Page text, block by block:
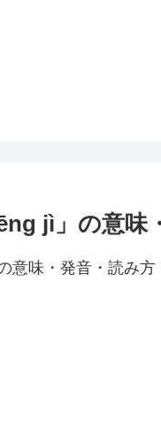
jì」の意味
意味・発音・読み